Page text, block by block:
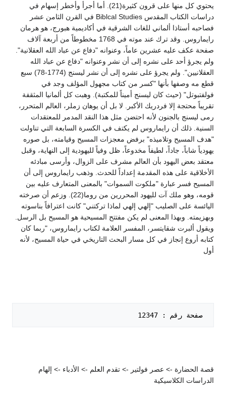
يحتوي كل منها على قرون كثيرة(21). أما أجرأ وأخطر إسهام في
دراسات الكتاب المقدس Biblcal Studies في القرن الثامن عشر
فصاحبه أستاذا ألماني للغات الشرقية في أكاديمية هبورج، هو هرمان
رايماروس. وقد ترك عند موته في 1768 مخطوطاً من أربعة آلاف
صفحة عكف عليه عشرين عاماً، وعنوانه "دفاع عن عباد الله العقلانية".
ولم يجرؤ أحد على نشره إلى أن نشر وعنوانه "دفاع عن عباد الله
العقلانيين". ولم يجرؤ على نشره إلى أن نشر ليسنج (1774-78) سبع
قطع مه وصفها بأنها "كسر من كتاب مجهول المؤلف وجد في
فولفتبوتل" (حيث كان ليسنج أميناً للمكتبة). وهبت كل ألمانيا المثقفة
تقريباً محتجة إلا فردريك الأكبر. لا بل أن يوهان زملر، العالم المتحرر،
رمى ليسنج بالجنون لأنه احتضن مثل هذا النقد المدمر للمعتقدات
السنية. ذلك أن رايماروس لم يكتف في الكسرة السابعة التي تناولت
"هدف المسيح وتلاميذه" برفض معجزات المسيح وقيامته، بل صوره
يهودياً شاباً، جاداً، لطيفاً مخدوعاً، ظل وفياً لليهودية إلى النهاية، وقبل
معتقد بعض اليهود بأن العالم مشرف على الزوال، وأرسى مبادئه
الأخلاقية على هذه المقدمة إعداداً للحدث. وذهب رايماروس إلى أن
المسيح فسر عبارة "ملكوت السموات" بالمعنى المتعارف عليه بين
قومه، وهو ملك آت لليهود المحررين من روما(22). وزعم أن صرخته
اليائسة على الصليب "إلهي إلهي لماذا تركتني" كانت اعترافاً بناسوته
وبهزيمته. وبهذا المعنى لم يكن مفتتح المسيحية هو المسيح بل الرسل.
ويقول ألبرت شقايتسر، المفسر العلامة لكتاب رايماروس، "ربما كان
كتابه أروع إنجاز في كل مسار البحث التاريخي في حياة المسيح، لأنه
أول
صفحة رقم : 12347
قصة الحضارة -> عصر فولتير -> تقدم العلم -> الأدباء -> إلهام
الدراسات الكلاسيكية